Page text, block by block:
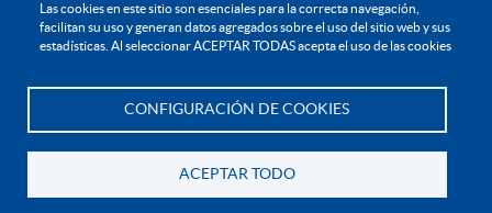
Las cookies en este sitio son esenciales para la correcta navegación,
facilitan su uso y generan datos agregados sobre el uso del sitio web y sus
estadísticas. Al seleccionar ACEPTAR TODAS acepta el uso de las cookies
CONFIGURACIÓN DE COOKIES
ACEPTAR TODO